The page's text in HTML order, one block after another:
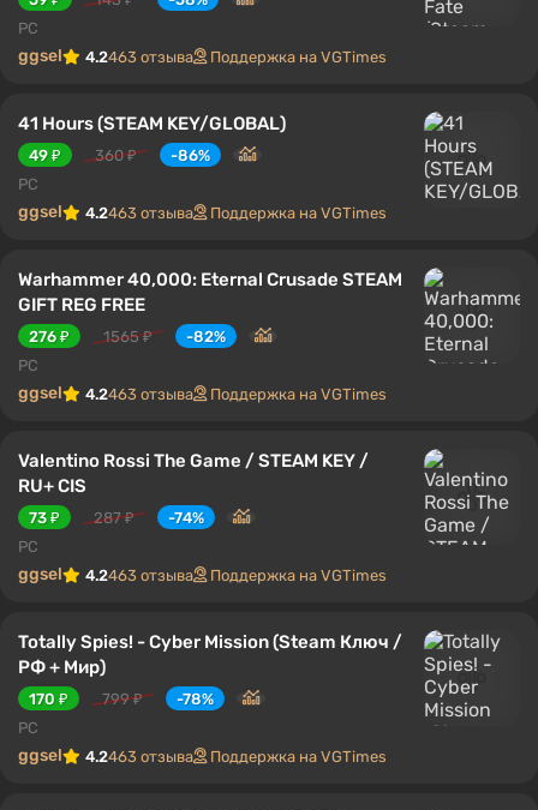
PC
ggsel 4.2463 отзыва Поддержка на VGTimes
41 Hours (STEAM KEY/GLOBAL)
49 ₽ 360 ₽
-86%
PC
ggsel 4.2463 отзыва Поддержка на VGTimes
Warhammer 40,000: Eternal Crusade STEAM
GIFT REG FREE
276 ₽ 1565 ₽
-82%
PC
ggsel 4.2463 отзыва Поддержка на VGTimes
Valentino Rossi The Game / STEAM KEY /
RU+ CIS
73 ₽ 287 ₽
-74%
PC
ggsel 4.2463 отзыва Поддержка на VGTimes
Totally Spies! - Cyber Mission (Steam Ключ /
РФ + Мир)
170 ₽ 799 ₽
-78%
PC
ggsel 4.2463 отзыва Поддержка на VGTimes